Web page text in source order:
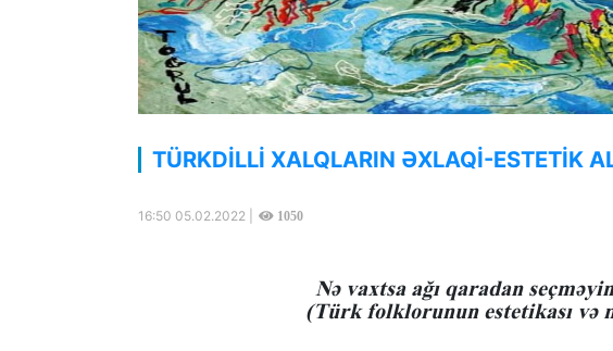
TÜRKDİLLİ XALQLARIN ƏXLAQİ-ESTETİK
16:50 05.02.2022 | 1050
Nə vaxtsa ağı qaradan
(Türk folklorunun estetikası və